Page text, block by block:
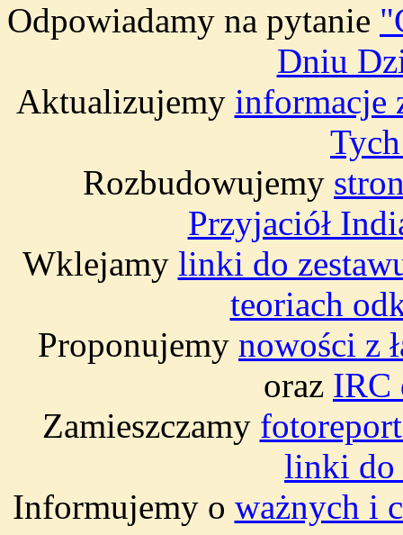
Odpowiadamy na pytanie
Dniu
Aktualizujemy informacje
Rozbudowujemy
Przyjaciół
Wklejamy linki do
teoriach
Proponujemy nowości z
oraz IRC
Zamieszczamy
linki do
Informujemy o ważnych i